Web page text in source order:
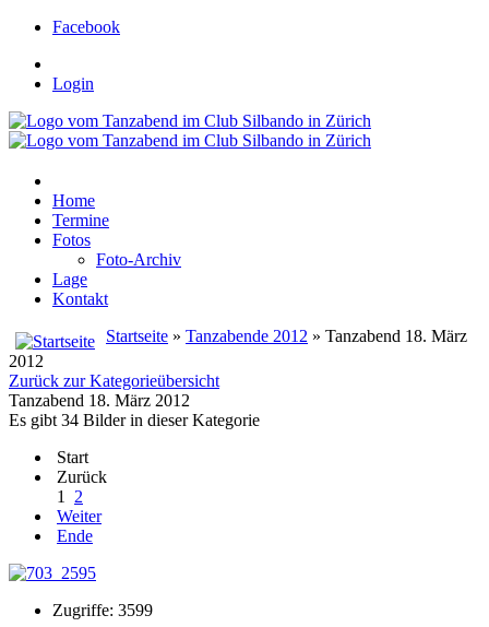
Facebook
Login
Home
Termine
Fotos
Foto-Archiv
Lage
Kontakt
Startseite » Tanzabende 2012 » Tanzabend 18. März
2012
Zurück zur Kategorieübersicht
Tanzabend 18. März 2012
Es gibt 34 Bilder in dieser Kategorie
Start
Zurück
1
2
Weiter
Ende
Zugriffe: 3599